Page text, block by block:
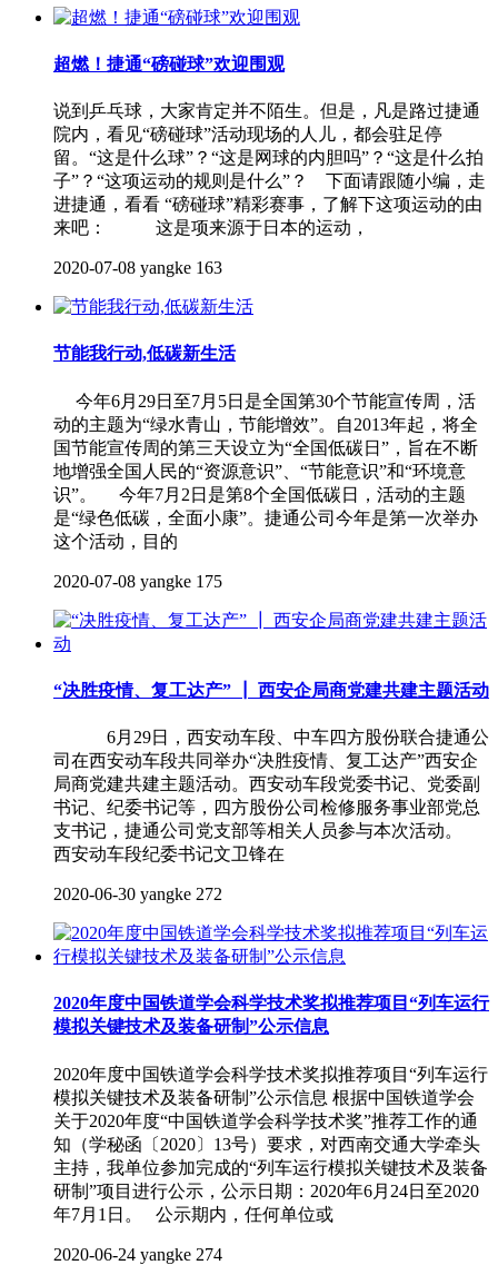
超燃！捷通“磅碰球”欢迎围观
说到乒乓球，大家肯定并不陌生。但是，凡是路过捷通
院内，看见“磅碰球”活动现场的人儿，都会驻足停
留。“这是什么球”？“这是网球的内胆吗”？“这是什么拍
子”？“这项运动的规则是什么”？ 下面请跟随小编，走
进捷通，看看 “磅碰球”精彩赛事，了解下这项运动的由
来吧： 这是项来源于日本的运动，
2020-07-08 yangke 163
节能我行动,低碳新生活
今年6月29日至7月5日是全国第30个节能宣传周，活
动的主题为“绿水青山，节能增效”。自2013年起，将全
国节能宣传周的第三天设立为“全国低碳日”，旨在不断
地增强全国人民的“资源意识”、“节能意识”和“环境意
识”。 今年7月2日是第8个全国低碳日，活动的主题
是“绿色低碳，全面小康”。捷通公司今年是第一次举办
这个活动，目的
2020-07-08 yangke 175
“决胜疫情、复工达产” ┃ 西安企局商党建共建主题活动
6月29日，西安动车段、中车四方股份联合捷通公
司在西安动车段共同举办“决胜疫情、复工达产”西安企
局商党建共建主题活动。西安动车段党委书记、党委副
书记、纪委书记等，四方股份公司检修服务事业部党总
支书记，捷通公司党支部等相关人员参与本次活动。
西安动车段纪委书记文卫锋在
2020-06-30 yangke 272
2020年度中国铁道学会科学技术奖拟推荐项目“列车运行
模拟关键技术及装备研制”公示信息
2020年度中国铁道学会科学技术奖拟推荐项目“列车运行
模拟关键技术及装备研制”公示信息 根据中国铁道学会
关于2020年度“中国铁道学会科学技术奖”推荐工作的通
知（学秘函〔2020〕13号）要求，对西南交通大学牵头
主持，我单位参加完成的“列车运行模拟关键技术及装备
研制”项目进行公示，公示日期：2020年6月24日至2020
年7月1日。 公示期内，任何单位或
2020-06-24 yangke 274